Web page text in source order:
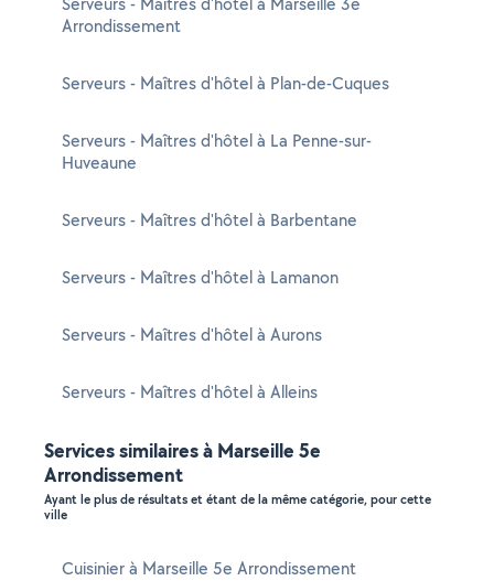
Arrondissement
Serveurs - Maîtres d'hôtel à Plan-de-Cuques
Serveurs - Maîtres d'hôtel à La Penne-sur-
Huveaune
Serveurs - Maîtres d'hôtel à Barbentane
Serveurs - Maîtres d'hôtel à Lamanon
Serveurs - Maîtres d'hôtel à Aurons
Serveurs - Maîtres d'hôtel à Alleins
Services similaires à Marseille 5e
Arrondissement
Ayant le plus de résultats et étant de la même catégorie, pour cette
ville
Cuisinier à Marseille 5e Arrondissement